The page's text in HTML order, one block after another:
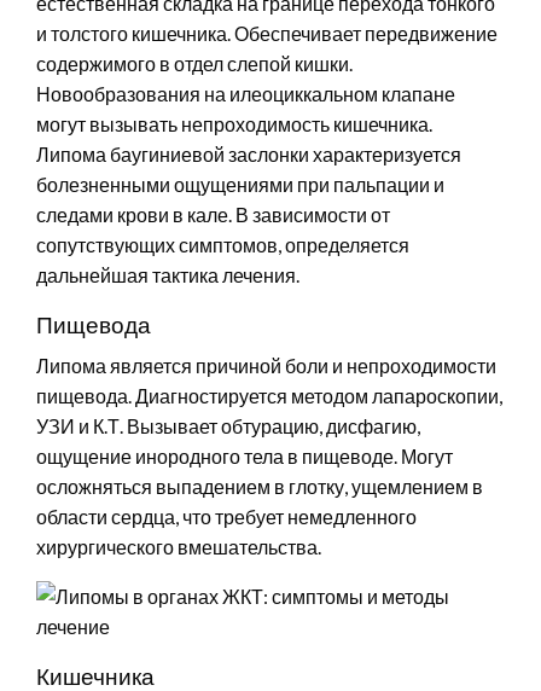
и толстого кишечника. Обеспечивает передвижение
содержимого в отдел слепой кишки.
Новообразования на илеоциккальном клапане
могут вызывать непроходимость кишечника.
Липома баугиниевой заслонки характеризуется
болезненными ощущениями при пальпации и
следами крови в кале. В зависимости от
сопутствующих симптомов, определяется
дальнейшая тактика лечения.
Пищевода
Липома является причиной боли и непроходимости
пищевода. Диагностируется методом лапароскопии,
УЗИ и К.Т. Вызывает обтурацию, дисфагию,
ощущение инородного тела в пищеводе. Могут
осложняться выпадением в глотку, ущемлением в
области сердца, что требует немедленного
хирургического вмешательства.
Кишечника